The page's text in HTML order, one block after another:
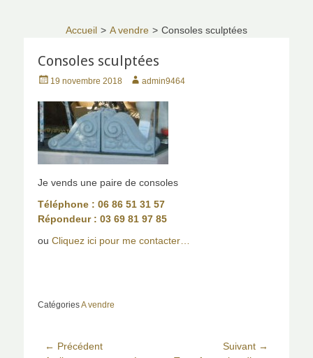
Accueil > A vendre > Consoles sculptées
Consoles sculptées
P
s
e
d
19 novembre 2018
A
t
h
r
admin9464
Je vends une paire de consoles
Téléphone : 06 86 51 31 57
Répondeur : 03 69 81 97 85
ou Cliquez ici pour me contacter…
CatégoriesA vendre
Navigation
← Précédent
Suivant →